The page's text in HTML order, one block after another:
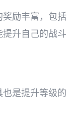
奖励丰富，包括
升自己的战斗
是提升等级的